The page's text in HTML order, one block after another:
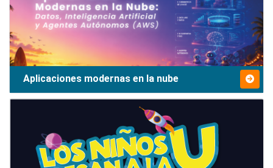
Aplicaciones modernas en la nube